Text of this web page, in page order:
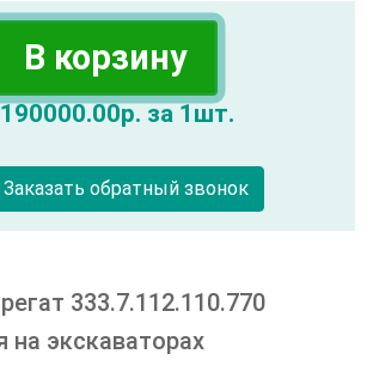
В корзину
190000.00р. за 1шт.
Заказать обратный звонок
333.7.112.110.770
на экскаваторах